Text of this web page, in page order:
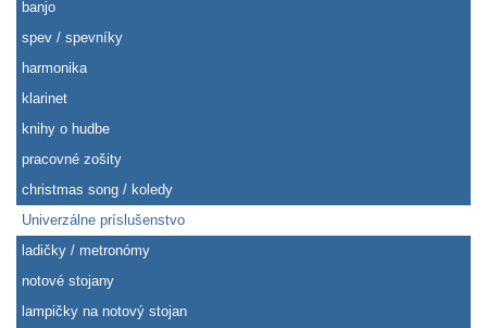
banjo
spev / spevníky
harmonika
klarinet
knihy o hudbe
pracovné zošity
christmas song / koledy
Univerzálne príslušenstvo
ladičky / metronómy
notové stojany
lampičky na notový stojan